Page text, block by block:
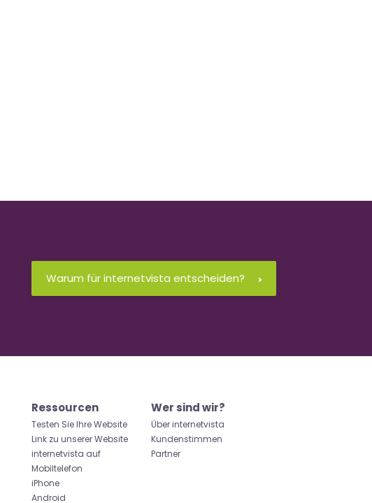
Warum für internetvista entscheiden?
Ressourcen
Testen Sie Ihre Website
Link zu unserer Website
internetvista auf
Mobiltelefon
iPhone
Android
Wer sind wir?
Über internetvista
Kundenstimmen
Partner